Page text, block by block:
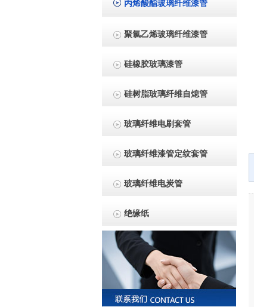
丙烯酸酯玻璃纤维漆管
聚氯乙烯玻璃纤维漆管
硅橡胶玻璃漆管
硅树脂玻璃纤维自熄管
玻璃纤维电刷套管
玻璃纤维漆管定纹套管
玻璃纤维电炭管
绝缘纸